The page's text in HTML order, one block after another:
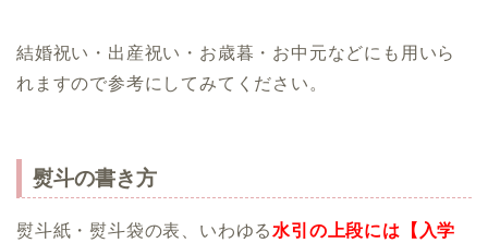
結婚祝い・出産祝い・お歳暮・お中元などにも用いら
れますので参考にしてみてください。
熨斗の書き方
熨斗紙・熨斗袋の表、いわゆる 水引の上段には【入学